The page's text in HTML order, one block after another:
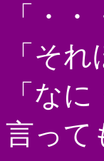
「・・
「そ
「な
言って